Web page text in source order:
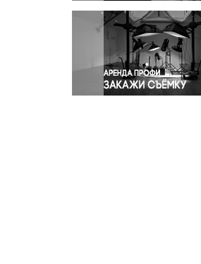
Светская жизнь
Спорт
Экология
Экономика и бизнес